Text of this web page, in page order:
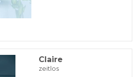
Claire
zeitlos